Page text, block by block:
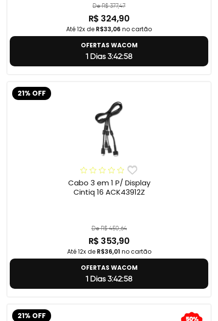
De R$ 377,47
R$ 324,90
Até 12x de R$33,06 no cartão
OFERTAS WACOM
1 Dias 3:42:57
21% OFF
Cabo 3 em 1 P/ Display
Cintiq 16 ACK43912Z
De R$ 450,64
R$ 353,90
Até 12x de R$36,01 no cartão
OFERTAS WACOM
1 Dias 3:42:57
21% OFF